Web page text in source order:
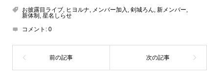
お披露目ライブ, ヒヨルナ メンバー加入 剣城ろん 新メンバー
新体制 星名しらせ
コメント: 0